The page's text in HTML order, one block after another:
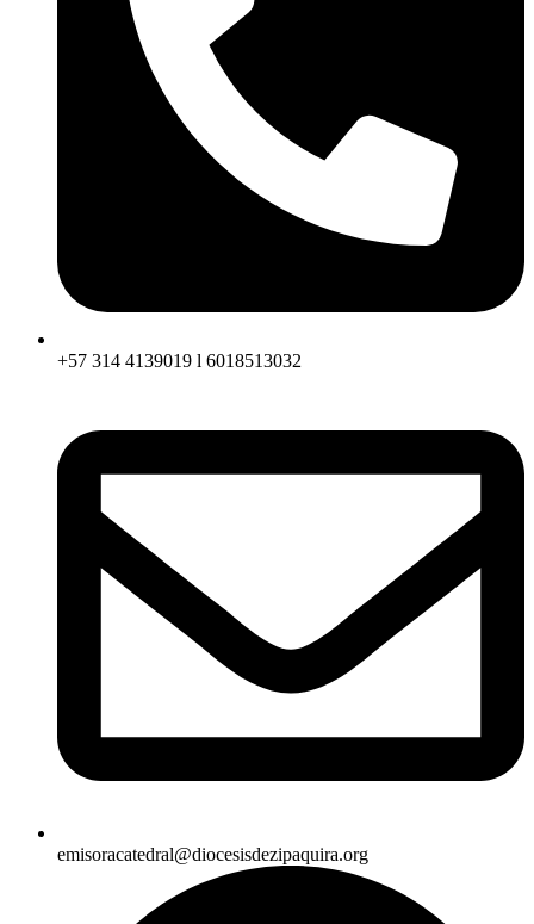
+57 314 4139019 l 6018513032
emisoracatedral@diocesisdezipaquira.org